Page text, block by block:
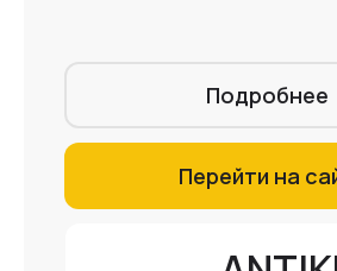
Перейти на
Подробнее